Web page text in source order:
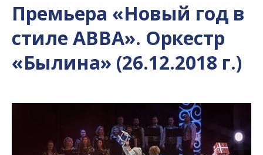
Премьера «Новый год в
стиле АВВА». Оркестр
«Былина» (26.12.2018 г.)